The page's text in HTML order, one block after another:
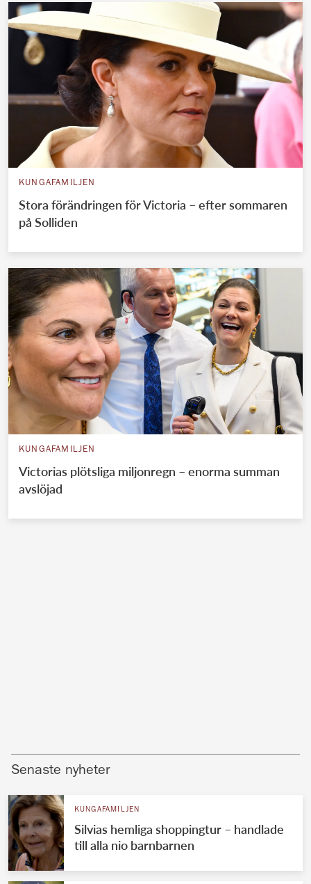
KUNGAFAMILJEN
Stora förändringen för Victoria – efter sommaren
på Solliden
KUNGAFAMILJEN
Victorias plötsliga miljonregn – enorma summan
avslöjad
Senaste nyheter
KUNGAFAMILJEN
Silvias hemliga shoppingtur – handlade
till alla nio barnbarnen